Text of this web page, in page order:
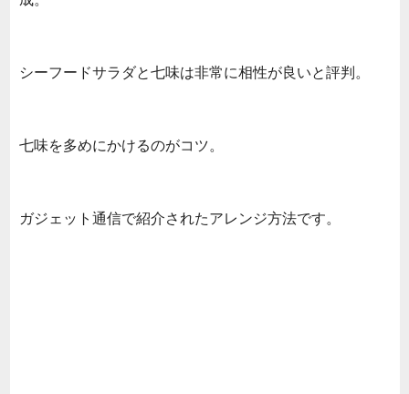
シーフードサラダと七味は非常に相性が良いと評判。
七味を多めにかけるのがコツ。
ガジェット通信で紹介されたアレンジ方法です。